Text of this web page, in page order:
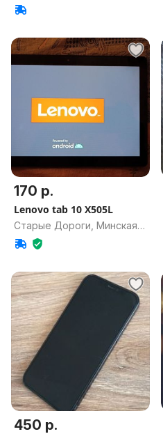
обл.
170 р.
Lenovo tab 10 X505L
Старые Дороги, Минская
обл.
450 р.